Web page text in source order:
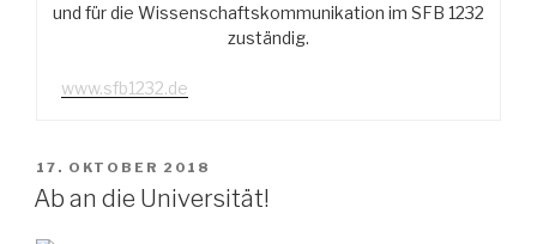
und für die Wissenschaftskommunikation im SFB 1232
zuständig.
www.sfb1232.de
VERÖFFENTLICHT
AM
17. OKTOBER 2018
Ab an die Universität!